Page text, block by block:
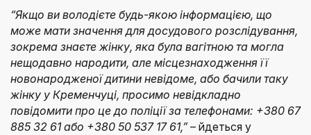
“Якщо ви володієте будь-якою інформацією, що
може мати значення для досудового розслідування,
зокрема знаєте жінку, яка була вагітною та могла
нещодавно народити, але місцезнаходження її
новонародженої дитини невідоме, або бачили таку
жінку у Кременчуці, просимо невідкладно
повідомити про це до поліції за телефонами: +380 67
885 32 61 або +380 50 537 17 61,”– йдеться у